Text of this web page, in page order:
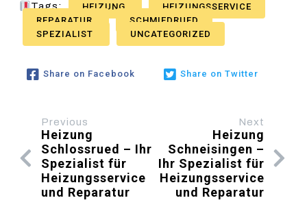
Tags: HEIZUNG
HEIZUNGSSERVICE
REPARATUR
SCHMIEDRUED
SPEZIALIST
UNCATEGORIZED
Share on Facebook Share on Twitter
Previous
Heizung
Schlossrued – Ihr
Spezialist für
Heizungsservice
und Reparatur
Next
Heizung
Schneisingen –
Ihr Spezialist für
Heizungsservice
und Reparatur